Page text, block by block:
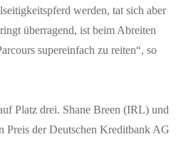
werden, tat sich aber
überragend, ist beim Abreiten
supereinfach zu reiten“, so
Platz drei. Shane Breen (IRL) und
Preis der Deutschen Kreditbank AG